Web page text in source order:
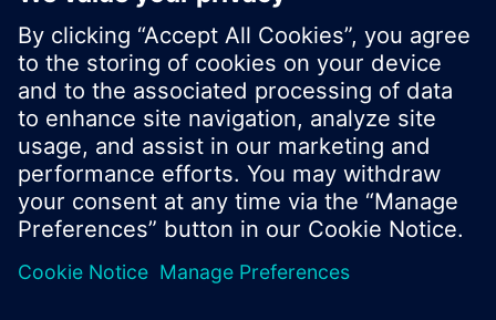
© Siemens Nederland N.V. 2017
Productportfolio en prijzen kunnen variëren per